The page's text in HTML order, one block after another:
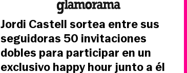
Jordi Castell sortea entre sus
seguidoras 50 invitaciones
dobles para participar en un
exclusivo happy hour junto a él